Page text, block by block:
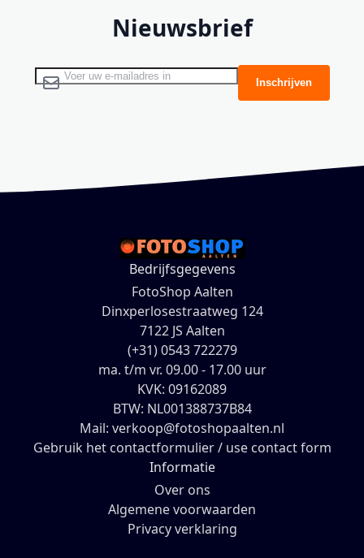
Nieuwsbrief
Abonneer u op onze nieuwsbrief Inschrijven
Bedrijfsgegevens
FotoShop Aalten
Dinxperlosestraatweg 124
7122 JS Aalten
(+31) 0543 722279
ma. t/m vr. 09.00 - 17.00 uur
KVK: 09162089
BTW: NL001388737B84
Mail: verkoop@fotoshopaalten.nl
Gebruik het contactformulier / use contact form
Informatie
Over ons
Algemene voorwaarden
Privacy verklaring